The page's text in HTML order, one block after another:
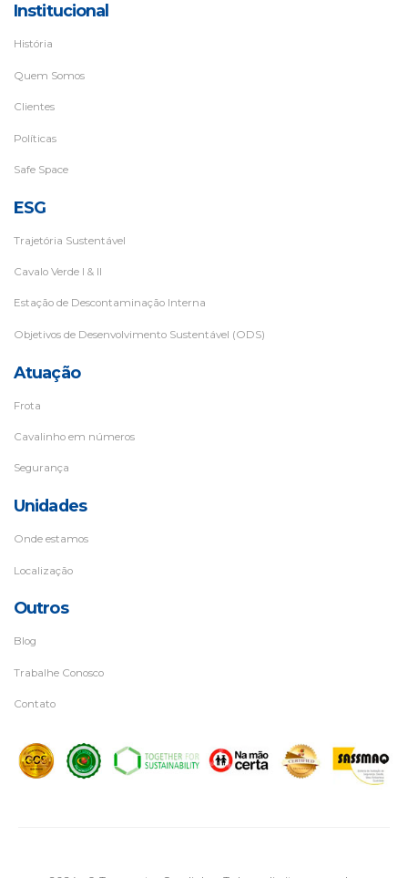
Institucional
História
Quem Somos
Clientes
Políticas
Safe Space
ESG
Trajetória Sustentável
Cavalo Verde I & II
Estação de Descontaminação Interna
Objetivos de Desenvolvimento Sustentável (ODS)
Atuação
Frota
Cavalinho em números
Segurança
Unidades
Onde estamos
Localização
Outros
Blog
Trabalhe Conosco
Contato